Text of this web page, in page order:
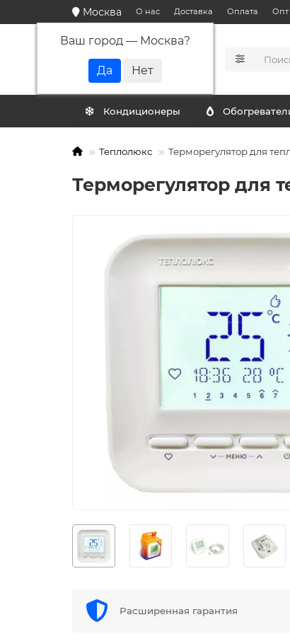
Москва
Ваш город — Москва?
О нас Доставка Оплата Опт
Кондиционеры
Теплолюкс Терморегулятор для
Терморегулятор для
Расширенная гарантия